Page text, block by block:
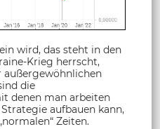
wird, das steht in den
Krieg herrscht,
außergewöhnlichen
die
denen man arbeiten
aufbauen kann,
Zeiten.